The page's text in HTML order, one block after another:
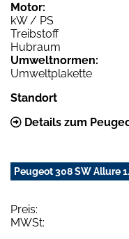
Motor:
kW / PS
Treibstoff
Hubraum
Umweltnormen:
Umweltplakette
Standort
Details zum
Peugeot 308 SW Allure
Preis:
MWSt: